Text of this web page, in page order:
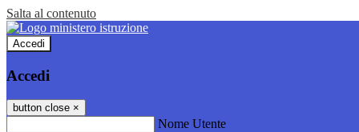
Salta al contenuto
Accedi
Accedi
button close ×
Nome Utente